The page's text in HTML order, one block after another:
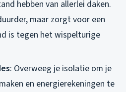
hebben van allerlei daken.
maar zorgt voor een
is tegen het wispelturige
: Overweeg je isolatie om je
en energierekeningen te